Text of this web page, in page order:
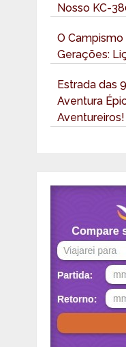
Nosso KC-
O
Gerações:
Estrada das
Aventura
Aventureiros!